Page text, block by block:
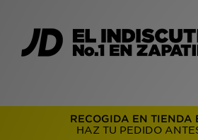
RECOGIDA EN TIENDA
HAZ TU PEDIDO